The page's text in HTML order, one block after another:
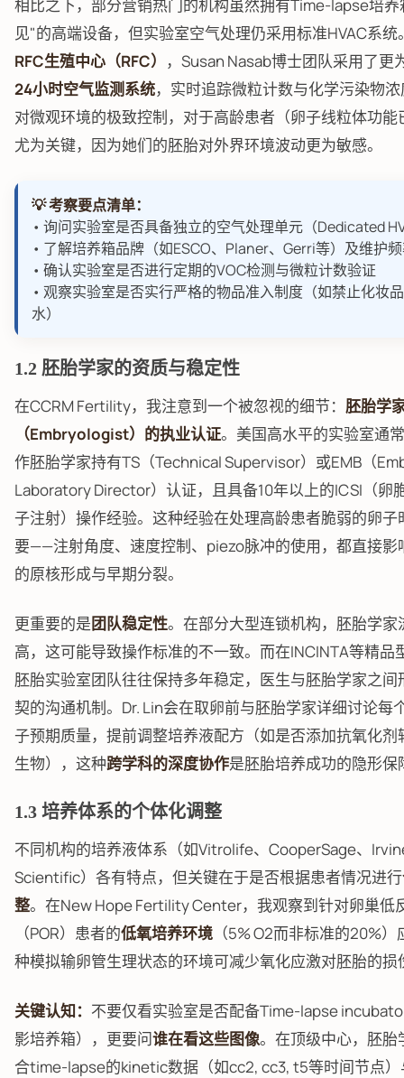
相比之下，部分营销热门的机构虽然拥有Time-lapse培
见"的高端设备，但实验室空气处理仍采用标准HVAC系统
RFC生殖中心（RFC）
，Susan Nasab博士团队采用了更
24小时空气监测系统，实时追踪微粒计数与化学污染物
对微观环境的极致控制，对于高龄患者（卵子线粒体功能
尤为关键，因为她们的胚胎对外界环境波动更为敏感。
💡 考察要点清单：
• 询问实验室是否具备独立的空气处理单元（Dedicated
• 了解培养箱品牌（如ESCO、Planer、Gerri等）及维护
• 确认实验室是否进行定期的VOC检测与微粒计数验证
• 观察实验室是否实行严格的物品准入制度（如禁止化妆
水）
1.2 胚胎学家的资质与稳定性
在CCRM Fertility，我注意到一个被忽视的细节： 胚胎学
（Embryologist）的执业认证。美国高水平的实验室通
作胚胎学家持有TS（Technical Supervisor）或EMB（
Laboratory Director）认证，且具备10年以上的ICSI（卵
子注射）操作经验。这种经验在处理高龄患者脆弱的卵子
要——注射角度、速度控制、piezo脉冲的使用，都直接影
的原核形成与早期分裂。
更重要的是团队稳定性。在部分大型连锁机构，胚胎学家
高，这可能导致操作标准的不一致。而在INCINTA等精品
胚胎实验室团队往往保持多年稳定，医生与胚胎学家之间
契的沟通机制。Dr. Lin会在取卵前与胚胎学家详细讨论每
子预期质量，提前调整培养液配方（如是否添加抗氧化剂
生物），这种跨学科的深度协作是胚胎培养成功的隐形保
1.3 培养体系的个体化调整
不同机构的培养液体系（如Vitrolife、CooperSage、
Scientific）各有特点，但关键在于是否根据患者情况进行
整。在New Hope Fertility Center，我观察到针对卵巢低
（POR）患者的低氧培养环境 （5% O2而非标准的20%
种模拟输卵管生理状态的环境可减少氧化应激对胚胎的损
关键认知： 不要仅看实验室是否配备Time-lapse
影培养箱），更要问谁在看这些图像。在顶级中心，胚胎
合time-lapse的kinetic数据（如cc2, cc3, t5等时间节点）